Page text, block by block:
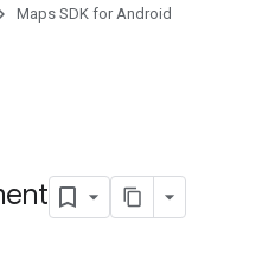
Maps SDK for Android